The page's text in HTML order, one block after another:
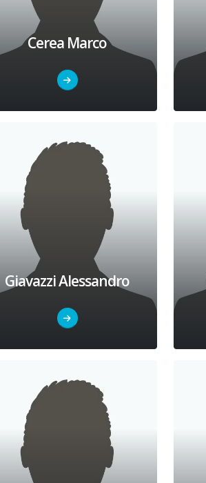
Cerea Marco
Giavazzi Alessandro